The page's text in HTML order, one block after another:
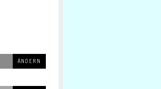
ÄNDERN